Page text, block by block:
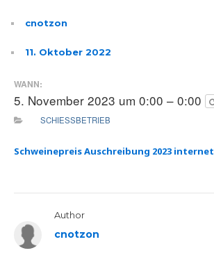
cnotzon
11. Oktober 2022
WANN:
5. November 2023 um 0:00 – 0:00
SCHIESSBETRIEB
Schweinepreis Auschreibung 2023 internet
Author
cnotzon